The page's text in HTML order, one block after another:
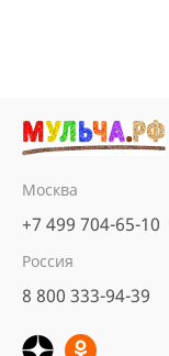
Москва
+7 499 704-65-10
Россия
8 800 333-94-39